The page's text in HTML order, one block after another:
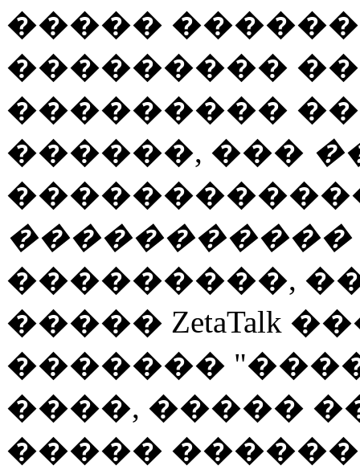
����� ������
���������
���������
������, ���
�����������
���������,
����� ZetaTalk
�������
����, �����
�����